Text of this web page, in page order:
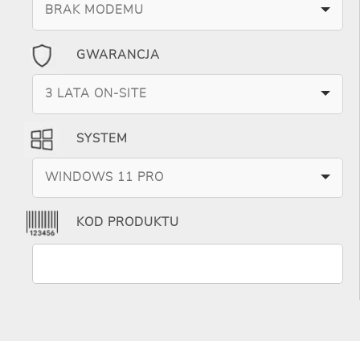
BRAK MODEMU
GWARANCJA
3 LATA ON-SITE
SYSTEM
WINDOWS 11 PRO
KOD PRODUKTU